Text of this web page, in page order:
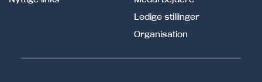
Ledige stillinger
Organisation